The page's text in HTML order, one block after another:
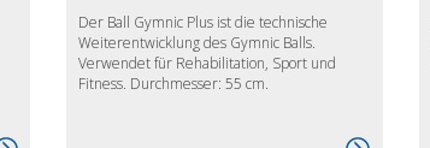
Der Ball Gymnic Plus ist die technische
Weiterentwicklung des Gymnic Balls.
Verwendet für Rehabilitation, Sport und
Fitness. Durchmesser: 55 cm.